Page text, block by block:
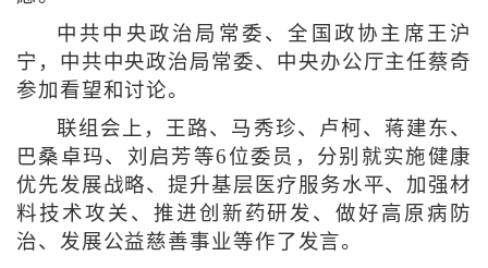
中共中央政治局常委、全国政协主席王沪
宁，中共中央政治局常委、中央办公厅主任蔡奇
参加看望和讨论。
联组会上，王路、马秀珍、卢柯、蒋建东、
巴桑卓玛、刘启芳等6位委员，分别就实施健康
优先发展战略、提升基层医疗服务水平、加强材
料技术攻关、推进创新药研发、做好高原病防
治、发展公益慈善事业等作了发言。